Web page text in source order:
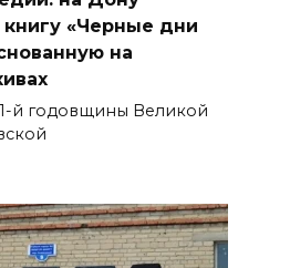
книгу «Черные дни
на
й годовщины Великой